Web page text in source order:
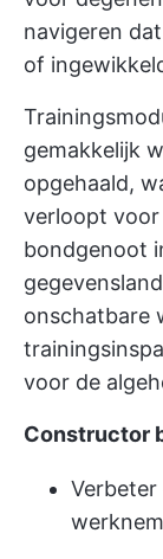
navigeren
of
gemakkelijk
opgehaald,
verloopt voor
bondgenoot
onschatbare
voor de
Constructor